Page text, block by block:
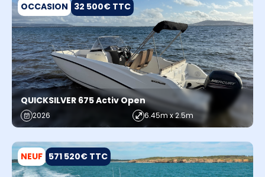
OCCASION 32 500€ TTC
QUICKSILVER 675 Activ Open
2026 6.45m x 2.5m
NEUF 571 520€ TTC